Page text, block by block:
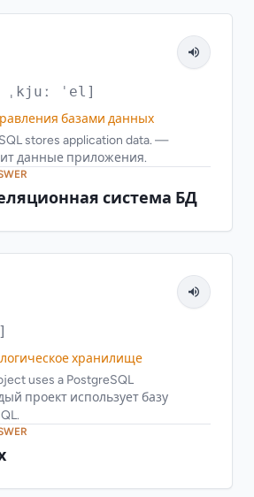
ˌkjuː ˈel]
базами данных
stores application data. —
данные приложения.
система БД
хранилище
uses a PostgreSQL
проект использует базу